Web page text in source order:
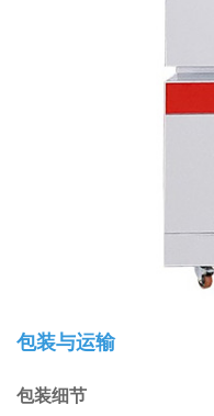
包装与运输
包装细节